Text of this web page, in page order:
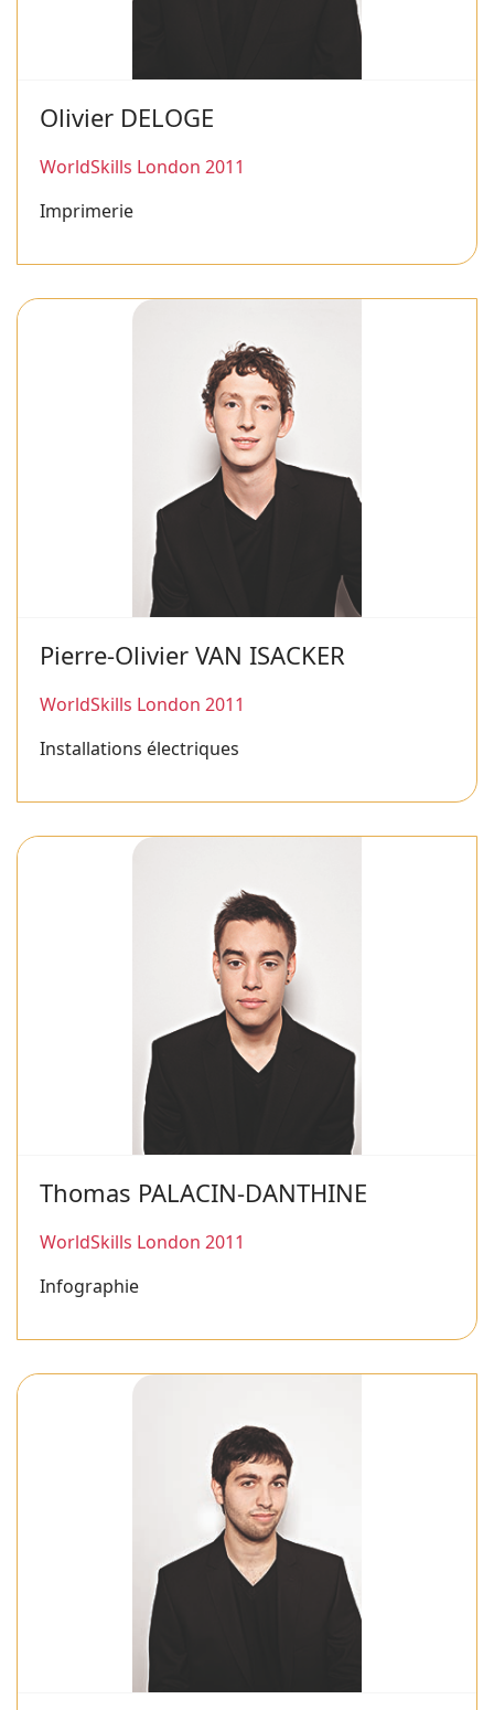
Olivier DELOGE
WorldSkills London 2011
Imprimerie
Pierre-Olivier VAN ISACKER
WorldSkills London 2011
Installations électriques
Thomas PALACIN-DANTHINE
WorldSkills London 2011
Infographie